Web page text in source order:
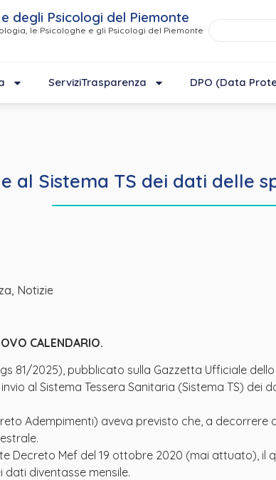
degli Psicologi del Piemonte
le Psicologhe e gli Psicologi del Piemonte
ServiziTrasparenza DPO (Data
al Sistema TS dei dati delle
, Notizie
CALENDARIO.
81/2025), pubblicato sulla Gazzetta Ufficiale
al Sistema Tessera Sanitaria (Sistema TS) dei
Adempimenti) aveva previsto che, a decorrere
Decreto Mef del 19 ottobre 2020 (mai attuato), il
dati diventasse mensile.